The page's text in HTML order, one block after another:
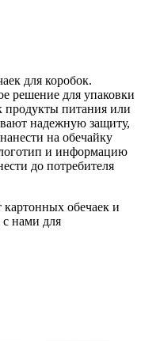
для коробок.
решение для упаковки
продукты питания или
надежную защиту,
на обечайку
и информацию
до потребителя
обечаек и
нами для